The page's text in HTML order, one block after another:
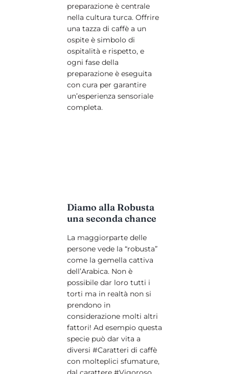
preparazione è centrale
nella cultura turca. Offrire
una tazza di caffè a un
ospite è simbolo di
ospitalità e rispetto, e
ogni fase della
preparazione è eseguita
con cura per garantire
un’esperienza sensoriale
completa.
Diamo alla Robusta
una seconda chance
La maggiorparte delle
persone vede la “robusta”
come la gemella cattiva
dell’Arabica. Non è
possibile dar loro tutti i
torti ma in realtà non si
prendono in
considerazione molti altri
fattori! Ad esempio questa
specie può dar vita a
diversi #Caratteri di caffè
con molteplici sfumature,